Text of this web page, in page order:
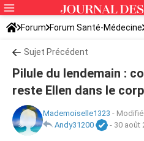
Forum Forum Santé-Médecine
Sujet Précédent
Pilule du lendemain :
reste Ellen dans le
Mademoiselle1323 - Modifié
Andy31200
- 30 août